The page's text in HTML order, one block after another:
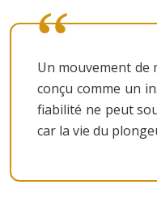
Un mouvement de
conçu comme un
fiabilité ne peut
car la vie du